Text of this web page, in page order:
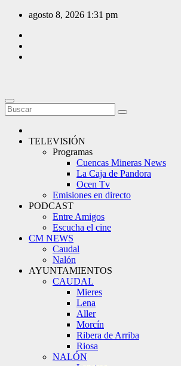
Saltar
contenido
agosto 8, 2026 1:31 pm
TELEVISIÓN
Programas
Cuencas Mineras News
La Caja de Pandora
Ocen Tv
Emisiones en directo
PODCAST
Entre Amigos
Escucha el cine
CM NEWS
Caudal
Nalón
AYUNTAMIENTOS
CAUDAL
Mieres
Lena
Aller
Morcín
Ribera de Arriba
Riosa
NALÓN